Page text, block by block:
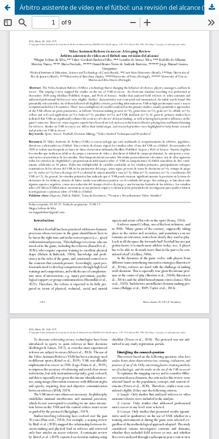
Árbitro asistente de vídeo en el fútbol: una revisión del alcance (Video Assistant Referee in soccer: A Scoping Review)